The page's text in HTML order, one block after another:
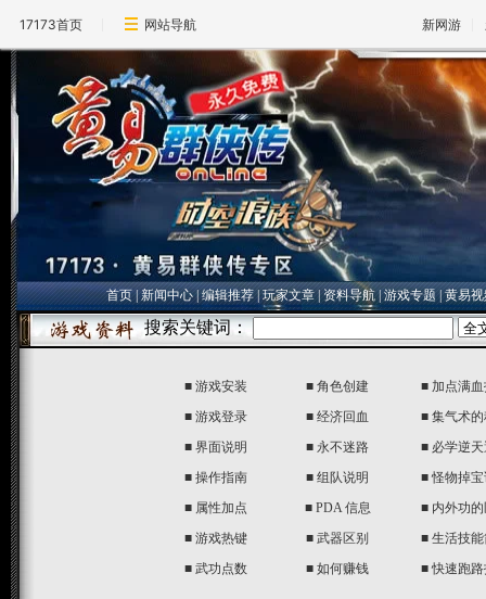
17173首页 网站导航 新网游
首页|新闻中心|编辑推荐|玩家文章|资料导航|游戏专题|黄易
■ 游戏安装 ■角色创建 ■加点满
■ 游戏登录 ■经济回血 ■集气术
■ 界面说明 ■ 永不迷路 ■ 必学逆
■ 操作指南 ■组队说明 ■怪物掉
■ 属性加点 ■ PDA 信息 ■ 内外功
■ 游戏热键 ■武器区别 ■生活技
■ 武功点数 ■如何赚钱 ■快速跑